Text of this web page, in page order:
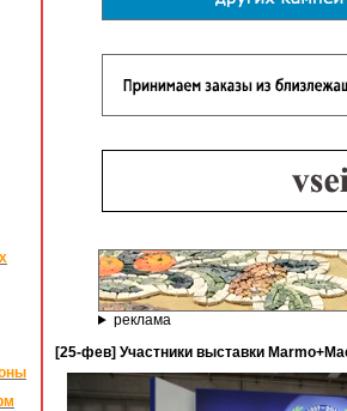
реклама
[25-фев] Участники выставки